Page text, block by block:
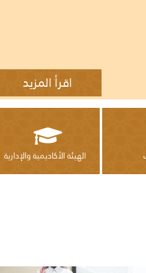
اقرأ المزيد
​
الهيئة الأكاديمية والإدارية